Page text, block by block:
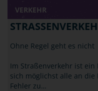
VERKEHR
Ohne Regel geht es nicht
Im Straßenverkehr ist
sich möglichst alle an die
Fehler zu…